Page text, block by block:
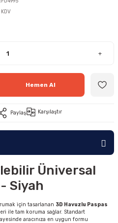
KDV
+
Hemen Al
Paylaş Karşılaştır
Üniversal
Siyah
için tasarlanan 3D Havuzlu Paspas
ile tam koruma sağlar. Standart
aracınıza en uygun formu